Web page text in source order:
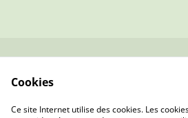
confidentialité
Cookies
Ce site Internet utilise des cookies. Les